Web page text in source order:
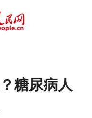
糖尿病人